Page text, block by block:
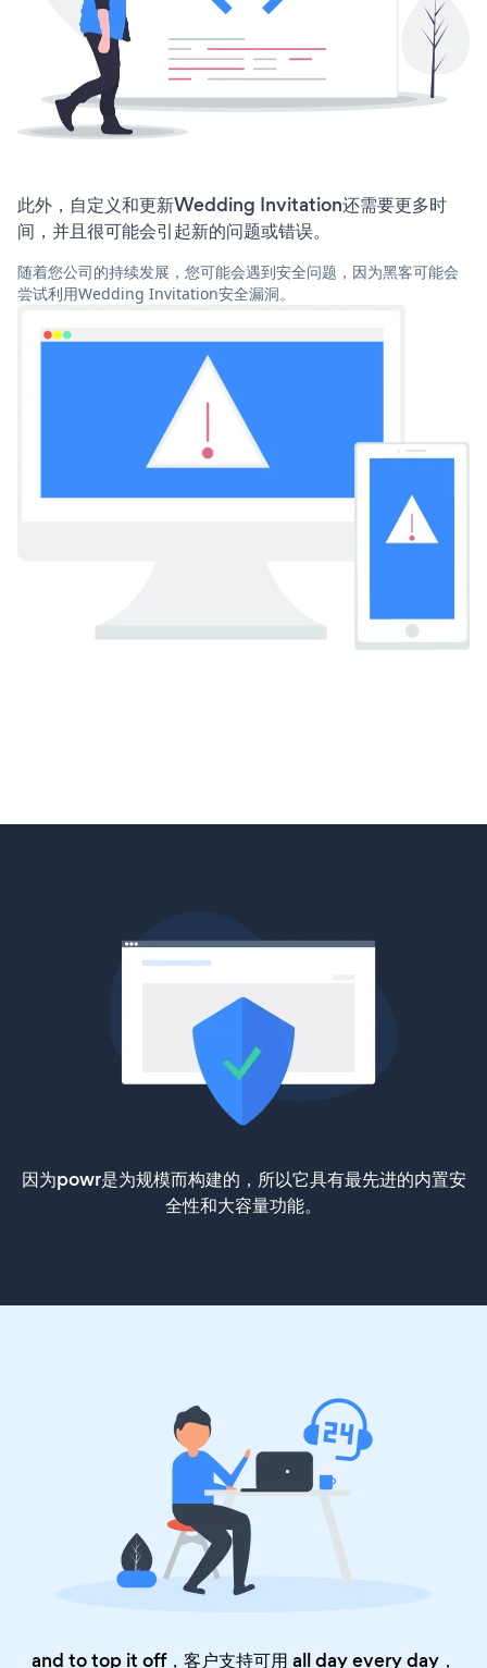
此外，自定义和更新Wedding Invitation还需要更多时
间，并且很可能会引起新的问题或错误。
随着您公司的持续发展，您可能会遇到安全问题，因为黑客可能会
尝试利用Wedding Invitation安全漏洞。
因为powr是为规模而构建的，所以它具有最先进的内置安
全性和大容量功能。
and to top it off，客户支持可用 all day every day，